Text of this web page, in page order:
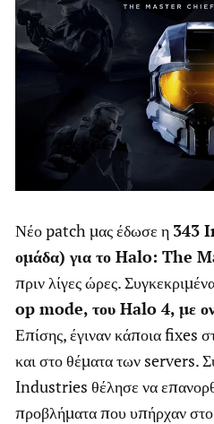
Νέο patch μας έδωσε η 343
ομάδα) για το Halo: The
πριν λίγες ώρες.
op mode, του Halo 4, με
Επίσης, έγιναν κάποια
και στο θέματα των servers.
Industries θέλησε να
προβλήματα που υπήρχαν στο